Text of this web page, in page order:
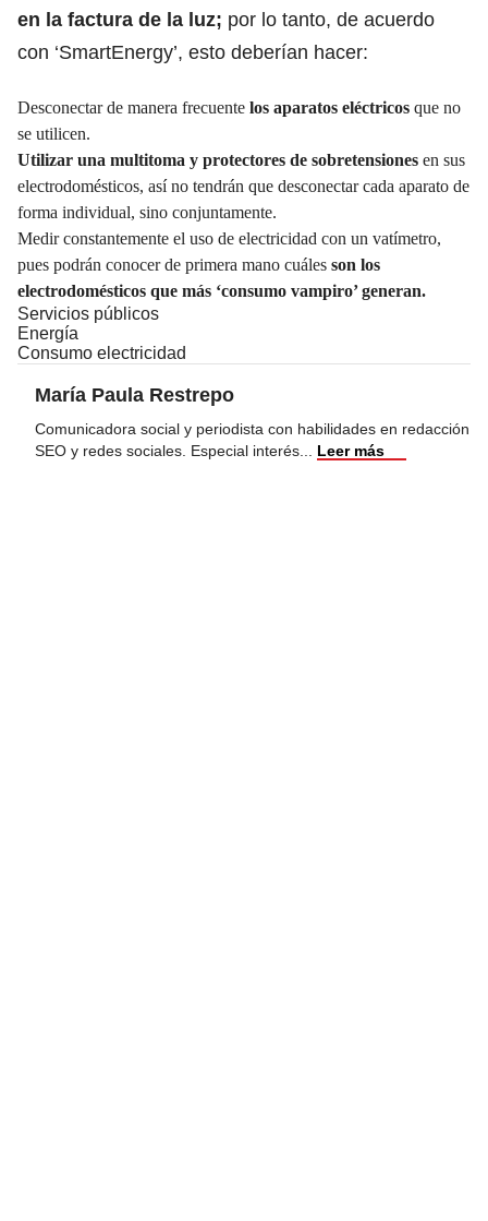
en la factura de la luz; por lo tanto, de acuerdo
con ‘SmartEnergy’, esto deberían hacer:
Desconectar de manera frecuente los aparatos eléctricos que no
se utilicen.
Utilizar una multitoma y protectores de sobretensiones en sus
electrodomésticos, así no tendrán que desconectar cada aparato de
forma individual, sino conjuntamente.
Medir constantemente el uso de electricidad con un vatímetro,
pues podrán conocer de primera mano cuáles son los
electrodomésticos que más ‘consumo vampiro’ generan.
Servicios públicos
Energía
Consumo electricidad
María Paula Restrepo
Comunicadora social y periodista con habilidades en redacción
SEO y redes sociales. Especial interés
Leer más